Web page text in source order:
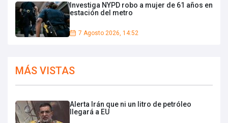
Investiga NYPD robo a mujer de 61 años en
estación del metro
7 Agosto 2026, 14:52
MÁS VISTAS
Alerta Irán que ni un litro de petróleo
llegará a EU